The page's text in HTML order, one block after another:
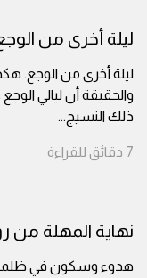
ليلة أخرى من
ليلة أخرى من الوجع.
والحقيقة أن ليالي
ذلك النسيج...
7 دقائق للقراءة
نهاية المهلة من
هدوء وسكون في